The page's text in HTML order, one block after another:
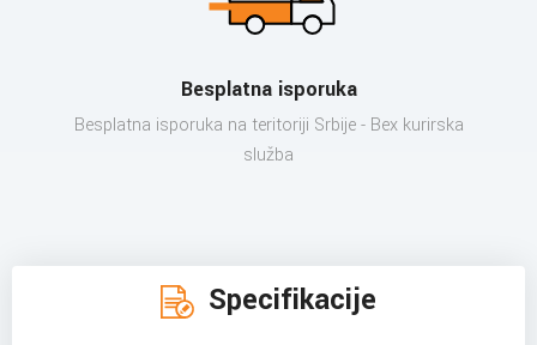
Besplatna isporuka
Besplatna isporuka na teritoriji Srbije - Bex kurirska
služba
Specifikacije